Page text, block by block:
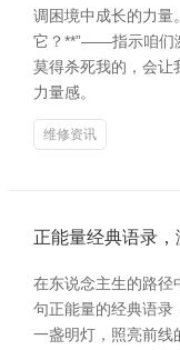
调困境中成长的力量
它？**”——指示咱们
莫得杀死我的，会
力量感。
维修资讯
正能量经典语录
在东说念主生的路径
句正能量的经典语录
一盏明灯，照亮前线